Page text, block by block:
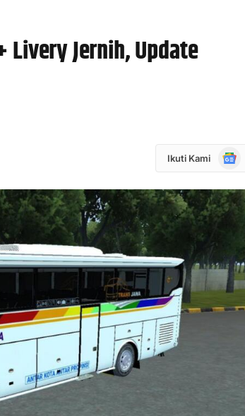
Livery Jernih, Update
Ikuti Kami
Google